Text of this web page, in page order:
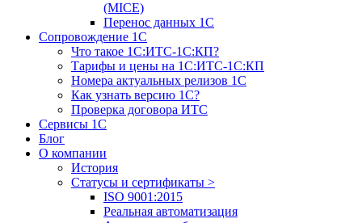
(MICE)
Перенос данных 1С
Сопровождение 1С
Что такое 1С:ИТС-1С:КП?
Тарифы и цены на 1С:ИТС-1С:КП
Номера актуальных релизов 1С
Как узнать версию 1С?
Проверка договора ИТС
Сервисы 1С
Блог
О компании
История
Статусы и сертификаты >
ISO 9001:2015
Реальная автоматизация